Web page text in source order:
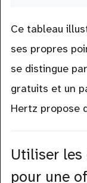
Ce tableau
ses propres
se distingue
gratuits et un
Hertz propose
Utiliser
pour une